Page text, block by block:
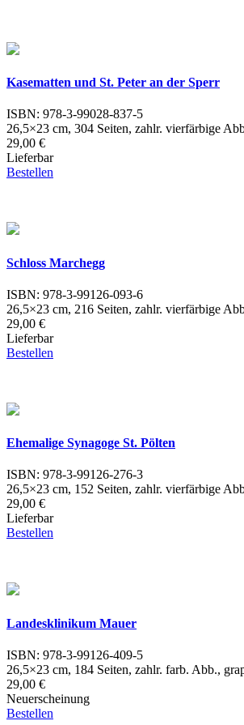
Kasematten und St. Peter an der Sperr
ISBN: 978-3-99028-837-5
26,5×23 cm, 304 Seiten, zahlr. vierfärbige
29,00 €
Lieferbar
Bestellen
Schloss Marchegg
ISBN: 978-3-99126-093-6
26,5×23 cm, 216 Seiten, zahlr. vierfärbige
29,00 €
Lieferbar
Bestellen
Ehemalige Synagoge St. Pölten
ISBN: 978-3-99126-276-3
26,5×23 cm, 152 Seiten, zahlr. vierfärbige
29,00 €
Lieferbar
Bestellen
Landesklinikum Mauer
ISBN: 978-3-99126-409-5
26,5×23 cm, 184 Seiten, zahlr. farb. Abb.,
29,00 €
Neuerscheinung
Bestellen